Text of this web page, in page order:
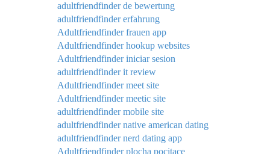
adultfriendfinder de bewertung
adultfriendfinder erfahrung
Adultfriendfinder frauen app
Adultfriendfinder hookup websites
Adultfriendfinder iniciar sesion
adultfriendfinder it review
Adultfriendfinder meet site
Adultfriendfinder meetic site
adultfriendfinder mobile site
adultfriendfinder native american dating
adultfriendfinder nerd dating app
Adultfriendfinder plocha pocitace